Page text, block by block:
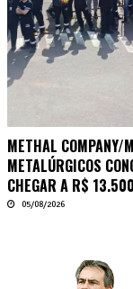
METHAL COMPANY/
METALÚRGICOS
CHEGAR A R$
05/08/2026